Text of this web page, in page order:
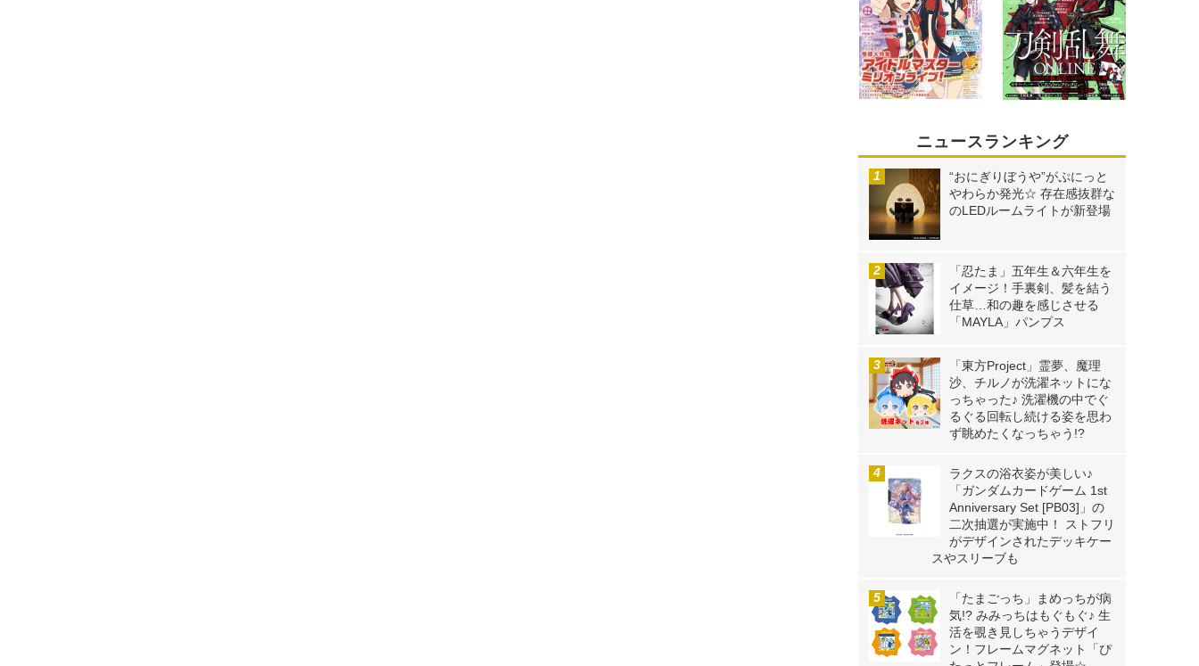
ニュースランキング
“おにぎりぼうや”がぷにっと
やわらか発光☆ 存在感抜群な
のLEDルームライトが新登場
「忍たま」五年生＆六年生を
イメージ！手裏剣、髪を結う
仕草…和の趣を感じさせる
「MAYLA」パンプス
「東方Project」霊夢、魔理
沙、チルノが洗濯ネットにな
っちゃった♪ 洗濯機の中でぐ
るぐる回転し続ける姿を思わ
ず眺めたくなっちゃう!?
ラクスの浴衣姿が美しい♪
「ガンダムカードゲーム 1st
Anniversary Set [PB03]」の
二次抽選が実施中！ ストフリ
がデザインされたデッキケー
スやスリーブも
「たまごっち」まめっちが病
気!? みみっちはもぐもぐ♪ 生
活を覗き見しちゃうデザイ
ン！フレームマグネット「ぴ